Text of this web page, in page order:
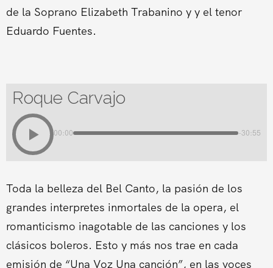
de la Soprano Elizabeth Trabanino y y el tenor
Eduardo Fuentes.
Roque Carvajo
00:00 -30:55
Toda la belleza del Bel Canto, la pasión de los
grandes interpretes inmortales de la opera, el
romanticismo inagotable de las canciones y los
clásicos boleros. Esto y más nos trae en cada
emisión de “Una Voz Una canción”, en las voces